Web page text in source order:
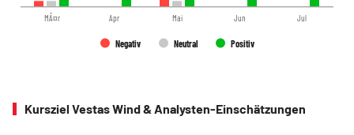
Negativ Neutral Positiv
MÃ¤r Apr Mai Jun Jul
Kursziel Vestas Wind & Analysten-Einschätzungen